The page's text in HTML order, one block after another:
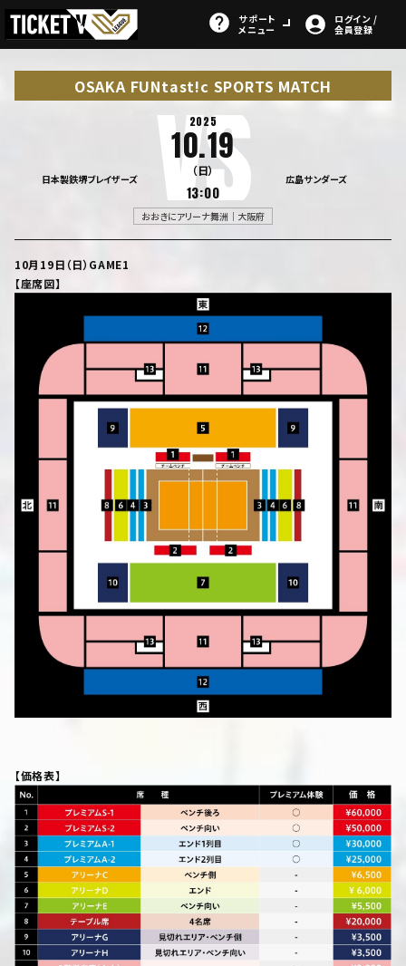
サポート
メニュー
ログイン /
会員登録
OSAKA FUNtast!c SPORTS MATCH
日本製鉄堺ブレイザーズ
2025
10.19
（日）
13:00
広島サンダーズ
おおきにアリーナ舞洲｜大阪府
10月19日（日）GAME1
【座席図】
【価格表】